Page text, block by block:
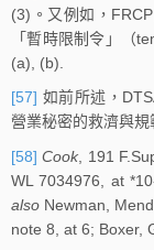
(3)。又例如，
「暫時限制令」（
(a), (b).
[57] 如前所述，
營業秘密的救濟與
[58] Cook, 191
WL 7034976, at
also Newman,
note 8, at 6; Boxer,